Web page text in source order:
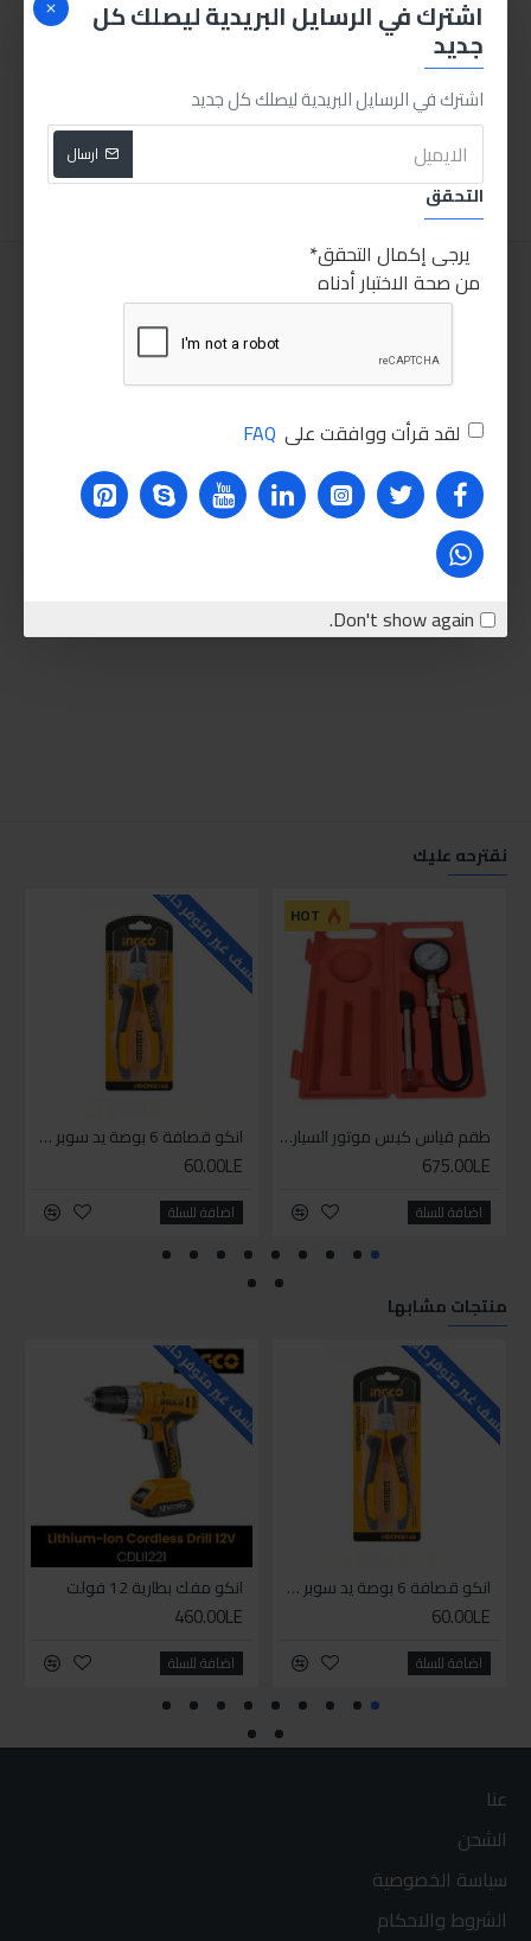
اشترك في الرسايل البريدية ليصلك كل
جديد
اشترك في الرسايل البريدية ليصلك كل جديد
ارسال
التحقق
يرجى إكمال التحقق
من صحة الاختبار أدناه
لقد قرأت ووافقت على FAQ
Don't show again.
20.00LE
اضافة للسلة
20.00LE
نقترحه عليك
HOT
طقم قياس كبس موتور السياره 3 ق
675.00LE
اضافة للسلة
للاسف غير متوفر حاليا
انكو قصافة 6 بوصة يد سوبر وان
60.00LE
اضافة للسلة
منتجات مشابها
للاسف غير متوفر حاليا
انكو قصافة 6 بوصة يد سوبر وان
60.00LE
اضافة للسلة
للاسف غير متوفر حاليا
انكو مفك بطارية 12 فولت
460.00LE
اضافة للسلة
عنا
الشحن
سياسة الخصوصية
الشروط والاحكام